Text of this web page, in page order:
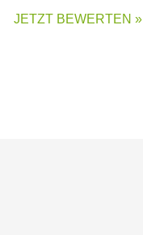
JETZT BEWERTEN »